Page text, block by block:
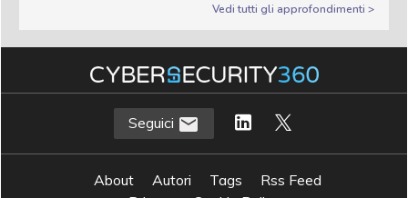
Vedi tutti gli approfondimenti >
Seguici
About Autori Tags
Rss Feed